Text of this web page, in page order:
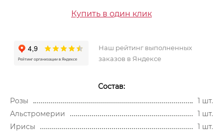
Купить в один клик
Наш рейтинг выполненных
заказов в Яндексе
Состав:
Розы
1 шт.
Альстромерии
1 шт.
Ирисы
1 шт.